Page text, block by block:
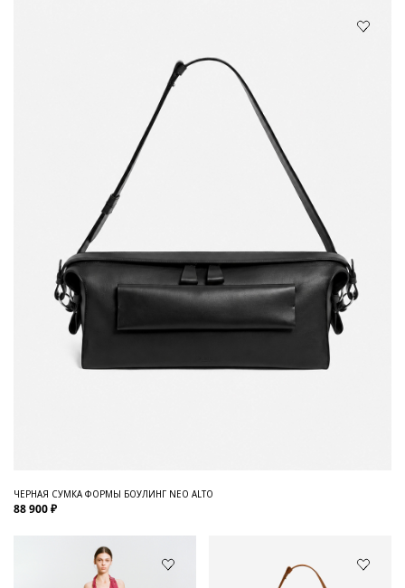
ЧЕРНАЯ СУМКА ФОРМЫ БОУЛИНГ NEO ALTO
88 900 ₽